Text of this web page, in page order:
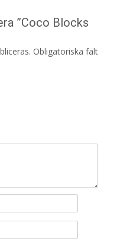
”Coco Blocks
Obligatoriska fält